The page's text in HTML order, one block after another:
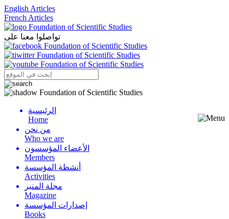
English Articles
French Articles
تواصلوا معنا على
Menu
الرئيسية
Home
من نحن
Who we are
الأعضاء المؤسسون
Members
أنشطة المؤسسة
Activities
مجلة المنبر
Magazine
إصدارات المؤسسة
Books